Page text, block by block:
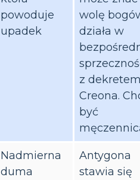
powoduje
upadek
wolę
działa w
z
Creona.
być
Nadmierna
duma
Antygona
stawia się